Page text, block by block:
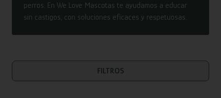
perros. En We Love Mascotas te ayudamos a educar
sin castigos, con soluciones eficaces y respetuosas.
FILTROS